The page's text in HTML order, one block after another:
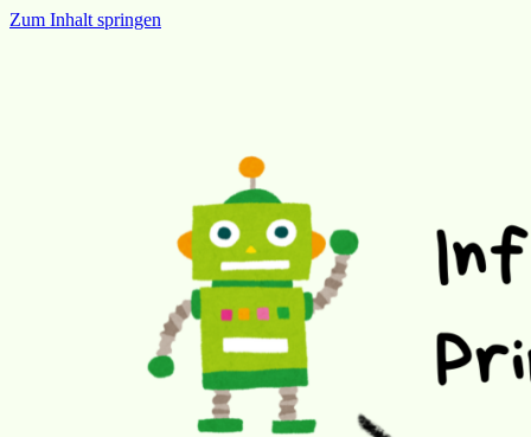
Zum Inhalt springen